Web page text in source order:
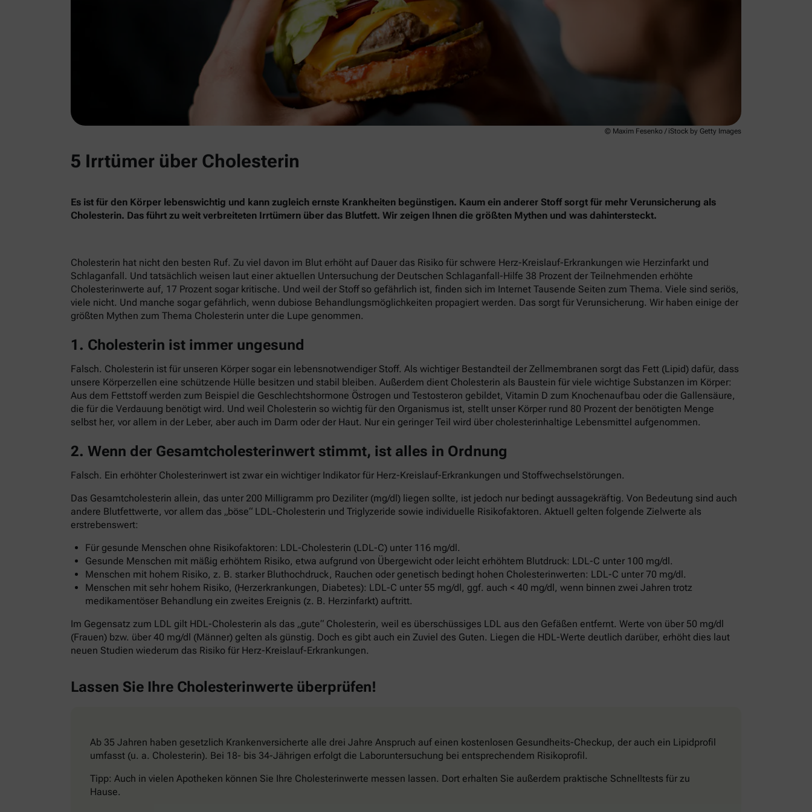
© Maxim Fesenko / iStock by Getty Images
5 Irrtümer über Cholesterin
Es ist für den Körper lebenswichtig und kann zugleich ernste Krankheiten begünstigen. Kaum ein anderer Stoff sorgt für mehr Verunsicherung als
Cholesterin. Das führt zu weit verbreiteten Irrtümern über das Blutfett. Wir zeigen Ihnen die größten Mythen und was dahintersteckt.
Cholesterin hat nicht den besten Ruf. Zu viel davon im Blut erhöht auf Dauer das Risiko für schwere Herz-Kreislauf-Erkrankungen wie Herzinfarkt und
Schlaganfall. Und tatsächlich weisen laut einer aktuellen Untersuchung der Deutschen Schlaganfall-Hilfe 38 Prozent der Teilnehmenden erhöhte
Cholesterinwerte auf, 17 Prozent sogar kritische. Und weil der Stoff so gefährlich ist, finden sich im Internet Tausende Seiten zum Thema. Viele sind seriös,
viele nicht. Und manche sogar gefährlich, wenn dubiose Behandlungsmöglichkeiten propagiert werden. Das sorgt für Verunsicherung. Wir haben einige der
größten Mythen zum Thema Cholesterin unter die Lupe genommen.
1. Cholesterin ist immer ungesund
Falsch. Cholesterin ist für unseren Körper sogar ein lebensnotwendiger Stoff. Als wichtiger Bestandteil der Zellmembranen sorgt das Fett (Lipid) dafür, dass
unsere Körperzellen eine schützende Hülle besitzen und stabil bleiben. Außerdem dient Cholesterin als Baustein für viele wichtige Substanzen im Körper:
Aus dem Fettstoff werden zum Beispiel die Geschlechtshormone Östrogen und Testosteron gebildet, Vitamin D zum Knochenaufbau oder die Gallensäure,
die für die Verdauung benötigt wird. Und weil Cholesterin so wichtig für den Organismus ist, stellt unser Körper rund 80 Prozent der benötigten Menge
selbst her, vor allem in der Leber, aber auch im Darm oder der Haut. Nur ein geringer Teil wird über cholesterinhaltige Lebensmittel aufgenommen.
2. Wenn der Gesamtcholesterinwert stimmt, ist alles in Ordnung
Falsch. Ein erhöhter Cholesterinwert ist zwar ein wichtiger Indikator für Herz-Kreislauf-Erkrankungen und Stoffwechselstörungen.
Das Gesamtcholesterin allein, das unter 200 Milligramm pro Deziliter (mg/dl) liegen sollte, ist jedoch nur bedingt aussagekräftig. Von Bedeutung sind auch
andere Blutfettwerte, vor allem das „böse“ LDL-Cholesterin und Triglyzeride sowie individuelle Risikofaktoren. Aktuell gelten folgende Zielwerte als
erstrebenswert:
Für gesunde Menschen ohne Risikofaktoren: LDL-Cholesterin (LDL-C) unter 116 mg/dl.
Gesunde Menschen mit mäßig erhöhtem Risiko, etwa aufgrund von Übergewicht oder leicht erhöhtem Blutdruck: LDL-C unter 100 mg/dl.
Menschen mit hohem Risiko, z. B. starker Bluthochdruck, Rauchen oder genetisch bedingt hohen Cholesterinwerten: LDL-C unter 70 mg/dl.
Menschen mit sehr hohem Risiko, (Herzerkrankungen, Diabetes): LDL-C unter 55 mg/dl, ggf. auch < 40 mg/dl, wenn binnen zwei Jahren trotz
medikamentöser Behandlung ein zweites Ereignis (z. B. Herzinfarkt) auftritt.
Im Gegensatz zum LDL gilt HDL-Cholesterin als das „gute“ Cholesterin, weil es überschüssiges LDL aus den Gefäßen entfernt. Werte von über 50 mg/dl
(Frauen) bzw. über 40 mg/dl (Männer) gelten als günstig. Doch es gibt auch ein Zuviel des Guten. Liegen die HDL-Werte deutlich darüber, erhöht dies laut
neuen Studien wiederum das Risiko für Herz-Kreislauf-Erkrankungen.
Lassen Sie Ihre Cholesterinwerte überprüfen!
Ab 35 Jahren haben gesetzlich Krankenversicherte alle drei Jahre Anspruch auf einen kostenlosen Gesundheits-Checkup, der auch ein Lipidprofil
umfasst (u. a. Cholesterin). Bei 18- bis 34-Jährigen erfolgt die Laboruntersuchung bei entsprechendem Risikoprofil.
Tipp: Auch in vielen Apotheken können Sie Ihre Cholesterinwerte messen lassen. Dort erhalten Sie außerdem praktische Schnelltests für zu
Hause.